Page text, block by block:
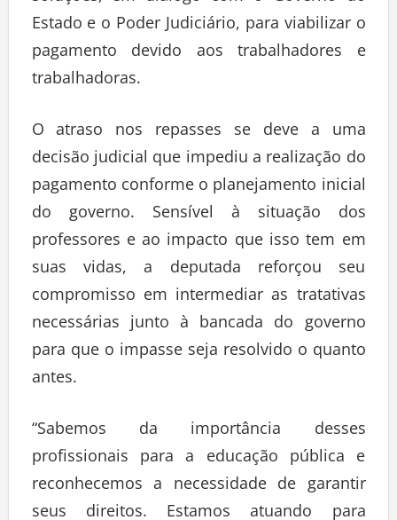
Estado e o Poder Judiciário, para viabilizar o
pagamento devido aos trabalhadores e
trabalhadoras.
O atraso nos repasses se deve a uma
decisão judicial que impediu a realização do
pagamento conforme o planejamento inicial
do governo. Sensível à situação dos
professores e ao impacto que isso tem em
suas vidas, a deputada reforçou seu
compromisso em intermediar as tratativas
necessárias junto à bancada do governo
para que o impasse seja resolvido o quanto
antes.
“Sabemos da importância desses
profissionais para a educação pública e
reconhecemos a necessidade de garantir
seus direitos. Estamos atuando para